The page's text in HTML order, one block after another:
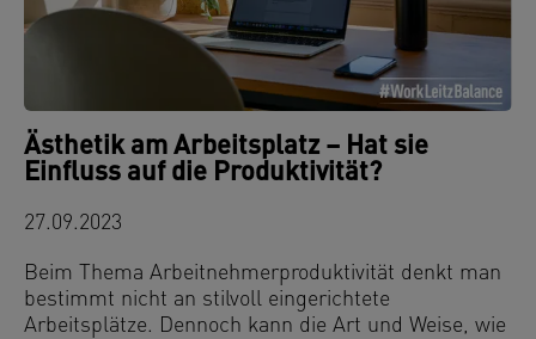
Ästhetik am Arbeitsplatz – Hat sie
Einfluss auf die Produktivität?
27.09.2023
Beim Thema Arbeitnehmerproduktivität denkt man
bestimmt nicht an stilvoll eingerichtete
Arbeitsplätze. Dennoch kann die Art und Weise, wie